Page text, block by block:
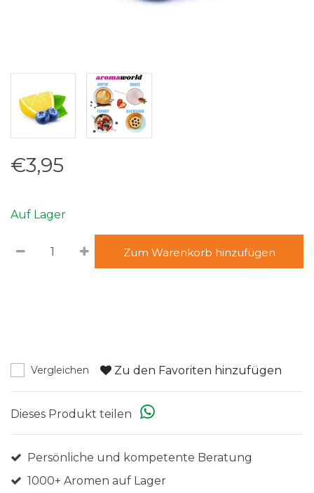
€3,95
Auf Lager
Zum Warenkorb hinzufügen
Vergleichen Zu den Favoriten hinzufügen
Dieses Produkt teilen
Persönliche und kompetente Beratung
1000+ Aromen auf Lager